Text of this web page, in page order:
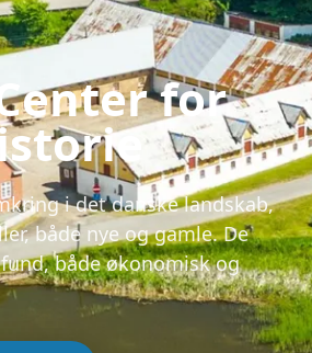
for
i det danske landskab,
både nye og gamle. De
både økonomisk og